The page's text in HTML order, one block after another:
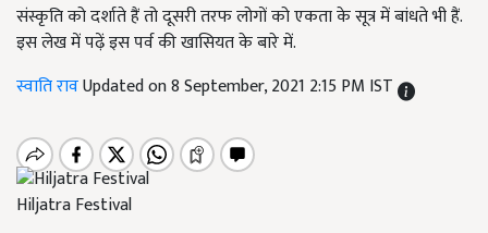
संस्कृति को दर्शाते हैं तो दूसरी तरफ लोगों को एकता के सूत्र में बांधते भी हैं.
इस लेख में पढ़ें इस पर्व की खासियत के बारे में.
स्वाति रावUpdated on 8 September, 2021 2:15 PM IST
Hiljatra Festival